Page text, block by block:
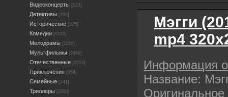
Видеоконцерты [124]
Детективы [290]
Исторические [325]
Комедии [6240]
Мелодрамы [1166]
Мультфильмы [2489]
Отечественные [2057]
Приключения [954]
Семейные [241]
Триллеры [3203]
Мэгги
mp4
Информация
Название: